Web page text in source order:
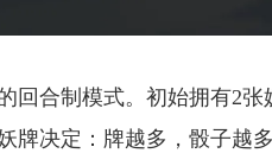
回合制模式。初始拥有2
牌决定：牌越多，骰子越